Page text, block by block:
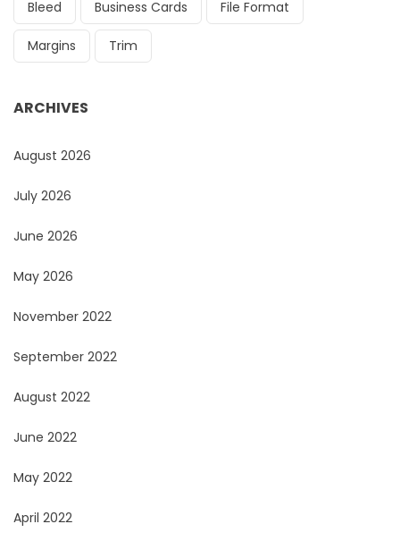
Bleed Business Cards File Format
Margins Trim
ARCHIVES
August 2026
July 2026
June 2026
May 2026
November 2022
September 2022
August 2022
June 2022
May 2022
April 2022